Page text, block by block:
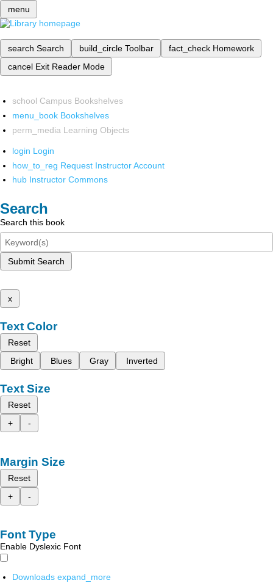
menu
search Search build_circle Toolbar fact_check Homework
cancel Exit Reader Mode
school Campus Bookshelves
menu_book Bookshelves
perm_media Learning Objects
login Login
how_to_reg Request Instructor Account
hub Instructor Commons
Search
Search this book
Submit Search
x
Text Color
Reset
Bright
Blues Gray Inverted
Text Size
Reset
+
-
Margin Size
Reset
+
-
Font Type
Enable Dyslexic Font
Downloads expand_more